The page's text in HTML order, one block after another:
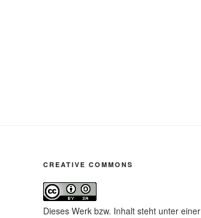
CREATIVE COMMONS
Dieses Werk bzw. Inhalt steht unter einer